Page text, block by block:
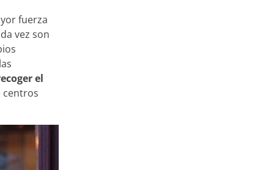
fuerza
vez son
el
centros